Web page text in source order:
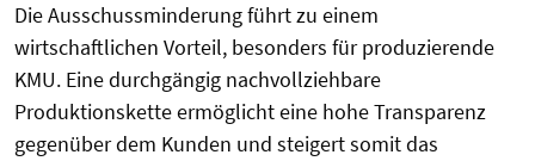
Die Ausschussminderung führt zu einem
wirtschaftlichen Vorteil, besonders für produzierende
KMU. Eine durchgängig nachvollziehbare
Produktionskette ermöglicht eine hohe Transparenz
gegenüber dem Kunden und steigert somit das